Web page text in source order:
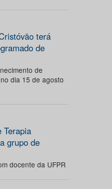
terá
de
de
dia 15 de agosto
Terapia
grupo de
docente da UFPR